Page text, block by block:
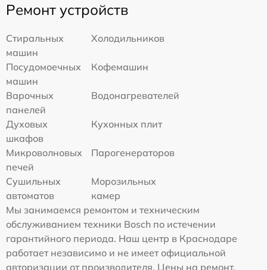
Ремонт устройств
Стиральных
машин
Холодильников
Посудомоечных
машин
Кофемашин
Варочных
панелей
Водонагревателей
Духовых
шкафов
Кухонных плит
Микроволновых
печей
Парогенераторов
Сушильных
автоматов
Морозильных
камер
Мы занимаемся ремонтом и техническим
обслуживанием техники Bosch по истечении
гарантийного периода. Наш центр в Краснодаре
работает независимо и не имеет официальной
авторизации от производителя. Цены на ремонт,